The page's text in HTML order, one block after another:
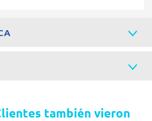
también vieron